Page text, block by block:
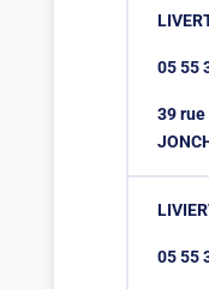
05 55
39 rue
05 55